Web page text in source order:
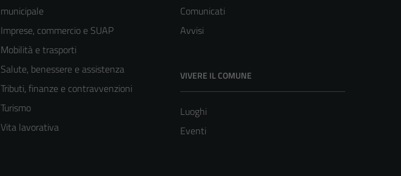
municipale
Imprese, commercio e SUAP
Mobilità e trasporti
Salute, benessere e assistenza
Tributi, finanze e contravvenzioni
Turismo
Vita lavorativa
Comunicati
Avvisi
VIVERE IL COMUNE
Luoghi
Eventi